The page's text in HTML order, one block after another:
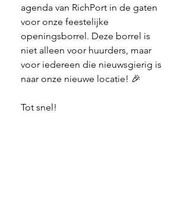
agenda van RichPort in de gaten
voor onze feestelijke
openingsborrel. Deze borrel is
niet alleen voor huurders, maar
voor iedereen die nieuwsgierig is
naar onze nieuwe locatie! 🎉
Tot snel!